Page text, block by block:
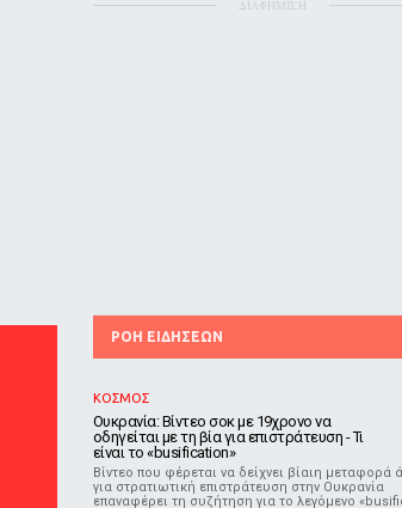
ΔΙΑΦΗΜΙΣΗ
ΡΟΗ ΕΙΔΗΣΕΩΝ
ΚΟΣΜΟΣ
Ουκρανία: Βίντεο σοκ με 19χρονο να
οδηγείται με τη βία για επιστράτευση - Τι
είναι το «busification»
Βίντεο που φέρεται να δείχνει βίαιη μεταφορά
για στρατιωτική επιστράτευση στην Ουκρανία
επαναφέρει τη συζήτηση για το λεγόμενο